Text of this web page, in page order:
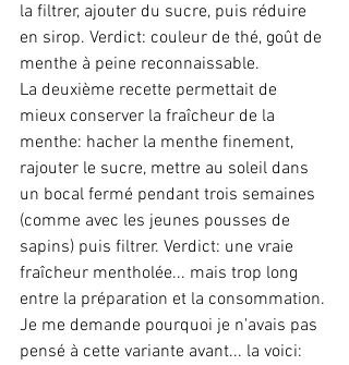
la filtrer, ajouter du sucre, puis réduire
en sirop. Verdict: couleur de thé, goût de
menthe à peine reconnaissable.
La deuxième recette permettait de
mieux conserver la fraîcheur de la
menthe: hacher la menthe finement,
rajouter le sucre, mettre au soleil dans
un bocal fermé pendant trois semaines
(comme avec les jeunes pousses de
sapins) puis filtrer. Verdict: une vraie
fraîcheur mentholée... mais trop long
entre la préparation et la consommation.
Je me demande pourquoi je n'avais pas
pensé à cette variante avant... la voici: